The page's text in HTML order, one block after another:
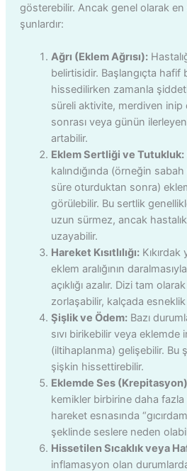
gösterebilir. Ancak genel olarak en
şunlardır:
Ağrı (Eklem Ağrısı):
belirtisidir. Başlangıçta hafif
hissedilirken zamanla
süreli aktivite, merdiven inip
sonrası veya günün
artabilir.
Eklem Sertliği ve Tutukluk:
kalındığında (örneğin
süre oturduktan sonra)
görülebilir. Bu sertlik
uzun sürmez, ancak
uzayabilir.
Hareket Kısıtlılığı:Kıkırdak
eklem aralığının
açıklığı azalır. Dizi tam
zorlaşabilir, kalçada
Şişlik ve Ödem:Bazı
sıvı birikebilir veya eklemde
(iltihaplanma) gelişebilir. Bu
şişkin hissettirebilir.
Eklemde Ses
kemikler birbirine daha
hareket esnasında
şeklinde seslere neden
Hissetilen Sıcaklık veya
inflamasyon olan